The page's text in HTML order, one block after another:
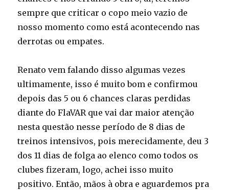
sempre que criticar o copo meio vazio de
nosso momento como está acontecendo nas
derrotas ou empates.
Renato vem falando disso algumas vezes
ultimamente, isso é muito bom e confirmou
depois das 5 ou 6 chances claras perdidas
diante do FlaVAR que vai dar maior atenção
nesta questão nesse período de 8 dias de
treinos intensivos, pois merecidamente, deu 3
dos 11 dias de folga ao elenco como todos os
clubes fizeram, logo, achei isso muito
positivo. Então, mãos à obra e aguardemos pra